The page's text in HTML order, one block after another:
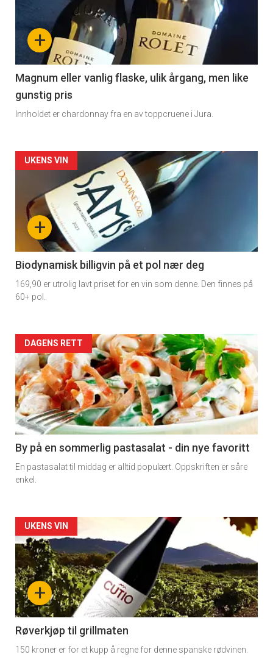
nå
3
+
Magnum eller vanlig flaske, ulik årgang, men like
gunstig pris
Innholdet er chardonnay fra en av toppcruene i Jura.
Forsiden
akkurat
nå
4
+
UKENS VIN
Biodynamisk billigvin på et pol nær deg
169,90 er utrolig lavt priset for en vin som denne. Den finnes på
60+ pol.
Forsiden
akkurat
nå
-
5
DAGENS RETT
By på en sommerlig pastasalat - din nye favoritt
En pastasalat til middag er alltid populært. Oppskriften er såre
enkel.
Forsiden
akkurat
nå
-
6
+
UKENS VIN
Røverkjøp til grillmaten
150 kroner er for et kupp å regne for denne spanske rødvinen.